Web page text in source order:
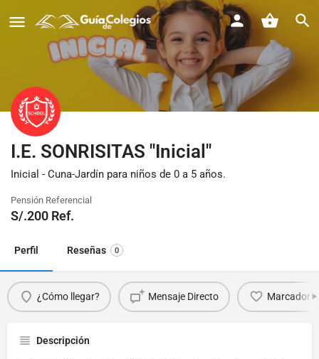
I.E. SONRISITAS "Inicial"
Inicial - Cuna-Jardín para niños de 0 a 5 años.
Pensión Referencial
S/.200 Ref.
Perfil Reseñas 0
¿Cómo llegar? Mensaje Directo Marcador
Descripción